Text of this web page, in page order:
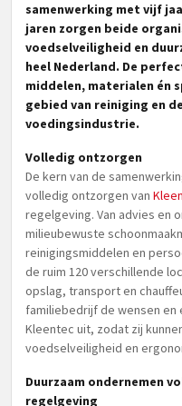
samenwerking met vijf
jaren zorgen beide
voedselveiligheid en
heel Nederland. De
middelen, materialen én
gebied van reiniging en
voedingsindustrie.
Volledig ontzorgen
De kern van de
volledig ontzorgen van
regelgeving. Van advies en
milieubewuste
reinigingsmiddelen en
de ruim 120 verschillende
opslag, transport en
familiebedrijf de wensen en
Kleentec uit, zodat zij
voedselveiligheid en
Duurzaam ondernemen
regelgeving